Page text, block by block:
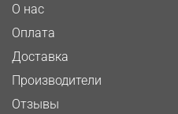
О нас
Оплата
Доставка
Производители
Отзывы